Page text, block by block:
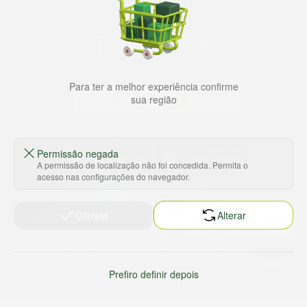
HORTUS COMERCIO DE ALIMENTOS S.A
CNPJ: 09.000.493/0002-15
Ajuda e Suporte
Política de privacidade
Para ter a melhor experiência confirme
sua região
Permissão negada
A permissão de localização não foi concedida. Permita o
acesso nas configurações do navegador.
Alterar
Prefiro definir depois